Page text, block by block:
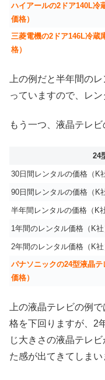
ハイアールの2ドア140L冷
価格）
三菱電機の2ドア146L冷蔵
格）
上の例だと半年間の
っていますので、レン
もう一つ、液晶テレビ
24
30日間レンタルの価格（K
90日間レンタルの価格（K
半年間レンタルの価格（K社
1年間のレンタル価格（K社
2年間のレンタル価格（K社
パナソニックの24型液晶テ
価格）
上の液晶テレビの例
格を下回りますが、2
じ大きさの液晶テレ
た感が出てきてしまい